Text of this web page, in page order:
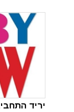
יריד